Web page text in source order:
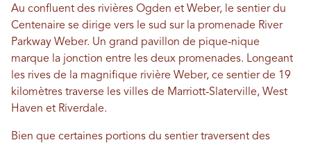
Au confluent des rivières Ogden et Weber, le sentier du
Centenaire se dirige vers le sud sur la promenade River
Parkway Weber. Un grand pavillon de pique-nique
marque la jonction entre les deux promenades. Longeant
les rives de la magnifique rivière Weber, ce sentier de 19
kilomètres traverse les villes de Marriott-Slaterville, West
Haven et Riverdale.
Bien que certaines portions du sentier traversent des